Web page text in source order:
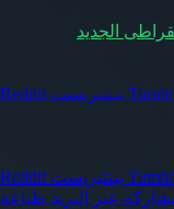
الجديد
بينتيريست
بينتيريست
عبر البريد طباعة